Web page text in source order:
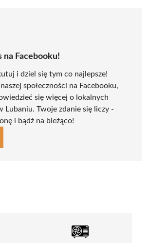
na Facebooku!
i dziel się tym co najlepsze!
społeczności na Facebooku,
się więcej o lokalnych
Lubaniu. Twoje zdanie się liczy -
i bądź na bieżąco!